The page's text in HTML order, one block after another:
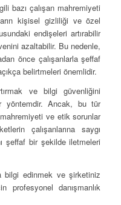
bazı çalışan mahremiyeti
kişisel gizliliği ve özel
endişeleri artırabilir
azaltabilir. Bu nedenle,
önce çalışanlarla şeffaf
belirtmeleri önemlidir.
ve bilgi güvenliğini
yöntemdir. Ancak, bu tür
mahremiyeti ve etik sorunlar
çalışanlarına saygı
şeffaf bir şekilde iletmeleri
bilgi edinmek ve şirketiniz
danışmanlık